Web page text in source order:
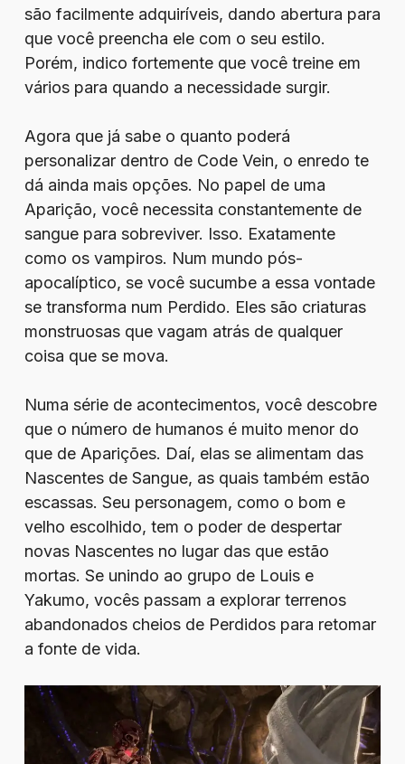
são facilmente adquiríveis, dando abertura para
que você preencha ele com o seu estilo.
Porém, indico fortemente que você treine em
vários para quando a necessidade surgir.
Agora que já sabe o quanto poderá
personalizar dentro de Code Vein, o enredo te
dá ainda mais opções. No papel de uma
Aparição, você necessita constantemente de
sangue para sobreviver. Isso. Exatamente
como os vampiros. Num mundo pós-
apocalíptico, se você sucumbe a essa vontade
se transforma num Perdido. Eles são criaturas
monstruosas que vagam atrás de qualquer
coisa que se mova.
Numa série de acontecimentos, você descobre
que o número de humanos é muito menor do
que de Aparições. Daí, elas se alimentam das
Nascentes de Sangue, as quais também estão
escassas. Seu personagem, como o bom e
velho escolhido, tem o poder de despertar
novas Nascentes no lugar das que estão
mortas. Se unindo ao grupo de Louis e
Yakumo, vocês passam a explorar terrenos
abandonados cheios de Perdidos para retomar
a fonte de vida.